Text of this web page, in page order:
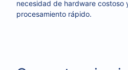
necesidad de hardware costoso
procesamiento rápido.